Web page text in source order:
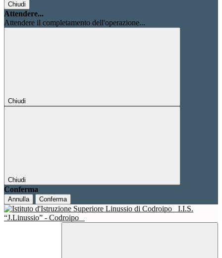
Chiudi
Attendere...
Attendere il completamento dell'operazione...
Chiudi
Chiudi
Conferma
Annulla Conferma
I.I.S.
“J.Linussio” - Codroipo